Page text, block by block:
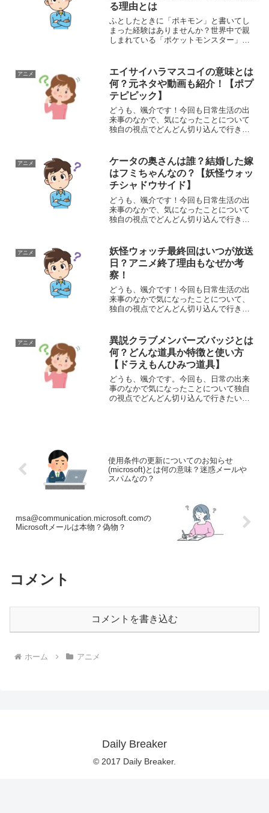
る理由とは
ふとしたときに「ポキモン」と書いてし
まった経験はありませんか？世界中で親
しまれている「ポケットモンスター」、
存じでしょうか？特に、「É」にアクセン
ト記号が使われている...
アニメ
エイサイハラマスコイの意味とは
何？元ネタや動画も紹介！【ポプ
テピピック】
どうも、颯介です！今回も日常生活の出
来事のなかで、気になったことについて
独自の視点でどんどん切り込んで行きた
マンガ・アニメのポプテピピックに出て
くる『エイサイハラマスコ...
アニメ
ケータの奥さんは誰？結婚した嫁
はフミちゃんなの？【妖怪ウォッ
チシャドウサイド】
どうも、颯介です！今回も日常生活の出
来事のなかで、気になったことについて
独自の視点でどんどん切り込んで行きた
ウォッチでケータ（天野景太）の奥さん
が誰なのかということです...
アニメ
妖怪ウォッチ最終回はいつが放送
日？アニメ終了理由もなぜか考
察！
どうも、颯介です！今回も日常生活の出
来事のなかで気になったことについて、
独自の視点でどんどん切り込んで行きた
は、テレビアニメの妖怪ウォッチの放送
が終了することについてです...
アニメ
異説クラブメンバーズバッジとは
何？どんな道具か特徴と使い方
【ドラえもんひみつ道具】
どうも、颯介です。今回も、日常の出来
事のなかで気になったことについて独自
の視点でどんどん切り込んで行きたいと
使用条件の更新についてのお知らせ
(microsoft)とは何の意味？迷惑メールや
スパムなの？
msa@communication.microsoft.comの
Microsoftメールは本物？偽物？
コメント
コメントを書き込む
ホーム アニメ
Daily Breaker
© 2017 Daily Breaker.